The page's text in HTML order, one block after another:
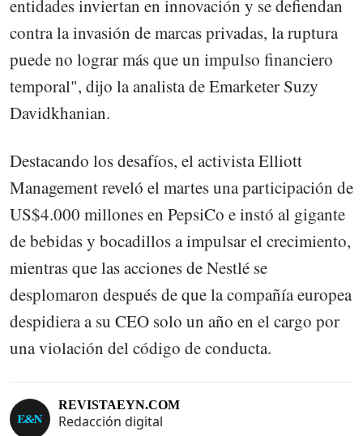
entidades inviertan en innovación y se defiendan
contra la invasión de marcas privadas, la ruptura
puede no lograr más que un impulso financiero
temporal", dijo la analista de Emarketer Suzy
Davidkhanian.
Destacando los desafíos, el activista Elliott
Management reveló el martes una participación de
US$4.000 millones en PepsiCo e instó al gigante
de bebidas y bocadillos a impulsar el crecimiento,
mientras que las acciones de Nestlé se
desplomaron después de que la compañía europea
despidiera a su CEO solo un año en el cargo por
una violación del código de conducta.
REVISTAEYN.COM
Redacción digital